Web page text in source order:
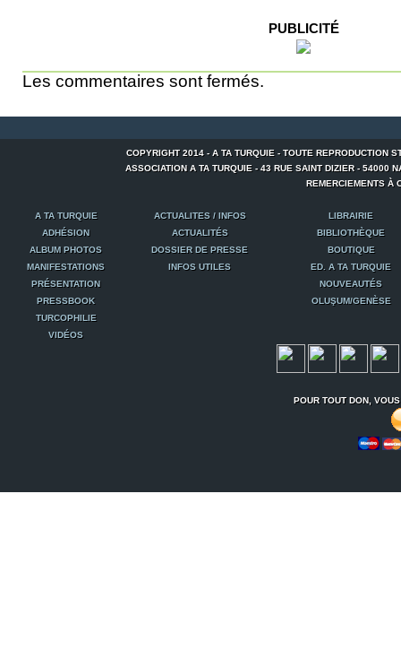
PUBLICITÉ
Les commentaires sont fermés.
COPYRIGHT 2014 - A TA TURQUIE - TOUTE REPRODUCTION
ASSOCIATION A TA TURQUIE - 43 RUE SAINT DIZIER -
REMERCIEMENTS À
A TA TURQUIE ACTUALITES / INFOS
LIBRAIRIE
ADHÉSION
ACTUALITÉS
BIBLIOTHÈQUE
ALBUM PHOTOS
DOSSIER DE PRESSE
BOUTIQUE
MANIFESTATIONS
INFOS UTILES
ED. A TA TURQUIE
PRÉSENTATION
NOUVEAUTÉS
PRESSBOOK
OLUŞUM/GENÈSE
TURCOPHILIE
VIDÉOS
POUR TOUT DON,